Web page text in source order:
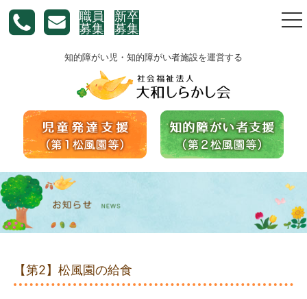
職員
募集
新卒
募集
知的障がい児・知的障がい者施設を運営する
【第2】松風園の給食